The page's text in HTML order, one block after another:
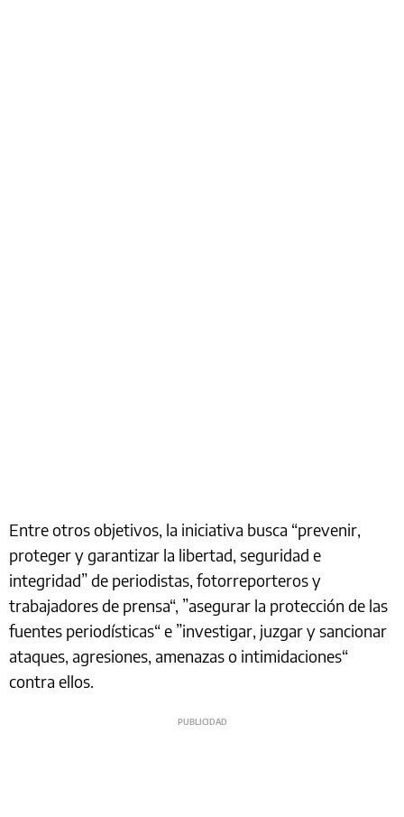
Entre otros objetivos, la iniciativa busca “prevenir,
proteger y garantizar la libertad, seguridad e
integridad” de periodistas, fotorreporteros y
trabajadores de prensa“, ”asegurar la protección de las
fuentes periodísticas“ e ”investigar, juzgar y sancionar
ataques, agresiones, amenazas o intimidaciones“
contra ellos.